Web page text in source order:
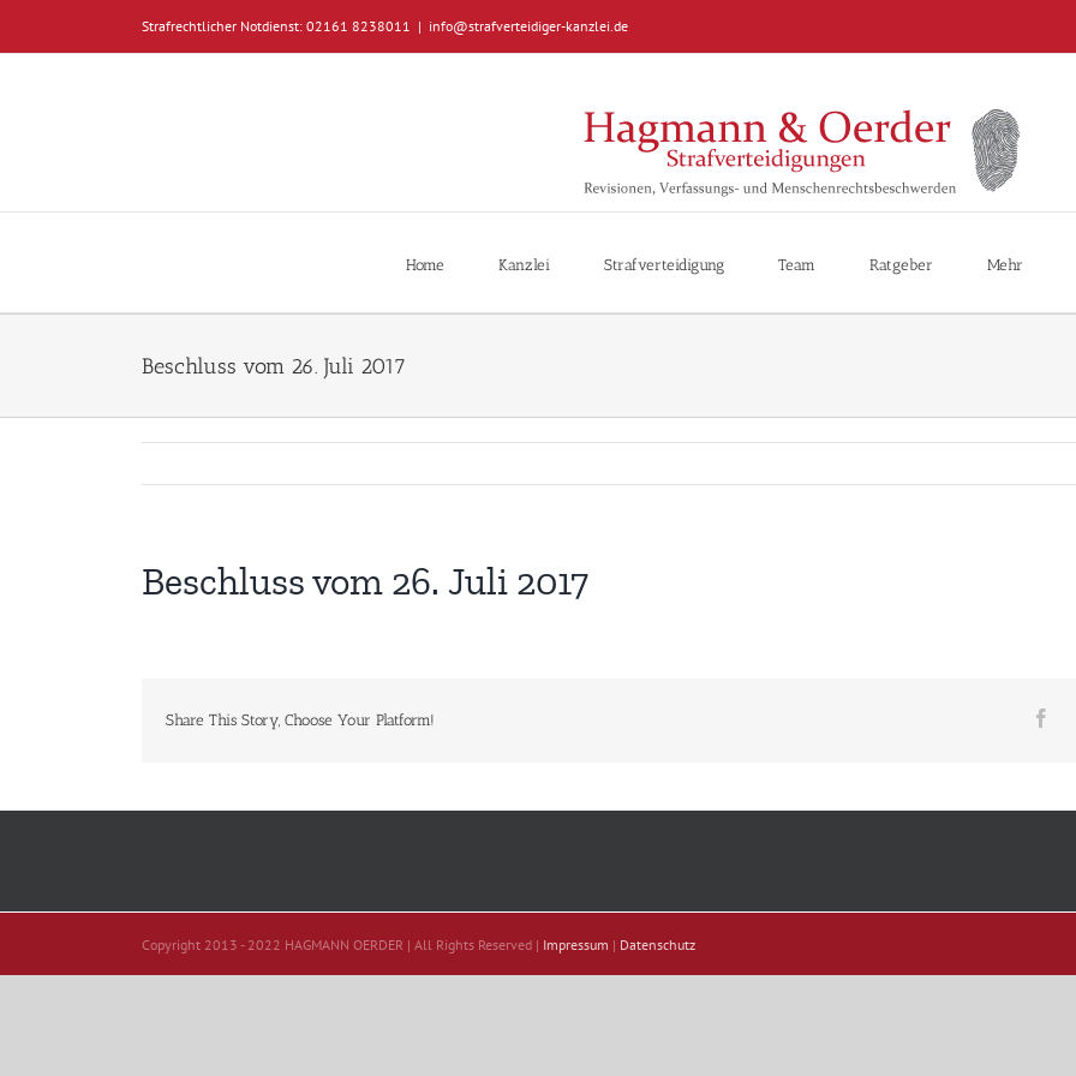
springen
Strafrechtlicher Notdienst: 02161 8238011 | info@strafverteidiger-kanzlei.de
Home Kanzlei Strafverteidigung Team Ratgeber Mehr
Beschluss vom 26. Juli 2017
Beschluss vom 26. Juli 2017
Share This Story, Choose Your Platform!
Copyright 2013 - 2022 HAGMANN OERDER | All Rights Reserved | Impressum | Datenschutz